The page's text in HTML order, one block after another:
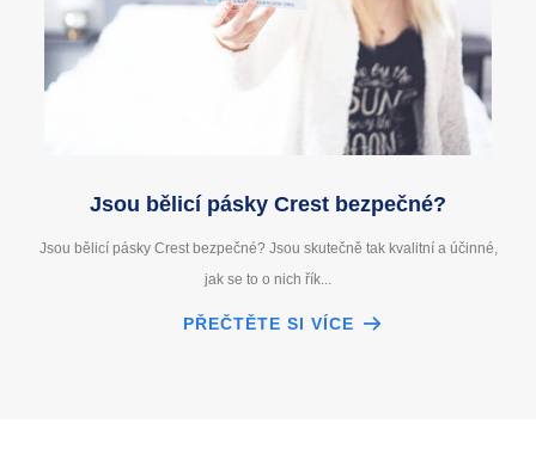
Jsou bělicí pásky Crest bezpečné?
Jsou bělicí pásky Crest bezpečné? Jsou skutečně tak kvalitní a účinné,
jak se to o nich řík...
PŘEČTĚTE SI VÍCE